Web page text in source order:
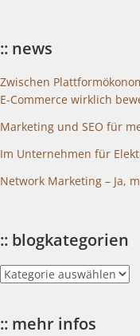
:: news
Zwischen
E-Commerce wirklich
Marketing und SEO für
Im Unternehmen für
Network Marketing – Ja,
:: blogkategorien
::
blogkategorien
:: mehr infos